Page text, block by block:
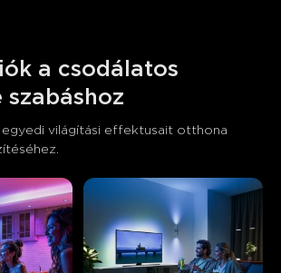
a csodálatos
szabáshoz
egyedi világítási effektusait otthona